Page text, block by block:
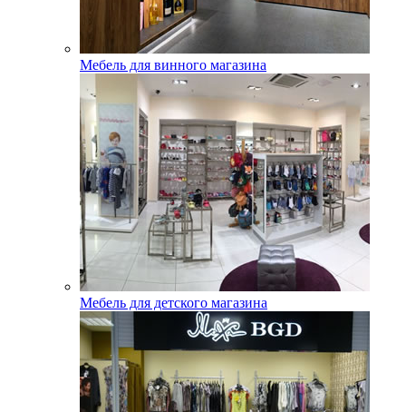
Мебель для винного магазина
Мебель для детского магазина